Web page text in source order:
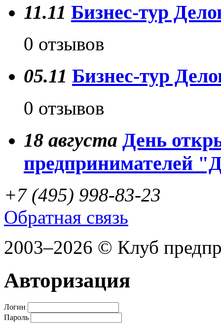
11.11 Бизнес-тур
0 отзывов
05.11 Бизнес-тур
0 отзывов
18 августа День
предпринимателей
+7 (495) 998-83-23
Обратная связь
2003–2026 © Клуб
Авторизация
Логин
Пароль